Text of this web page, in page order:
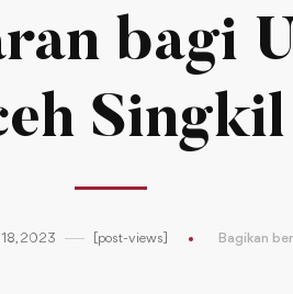
bagi
Singkil
18, 2023 [post-views] Bagikan